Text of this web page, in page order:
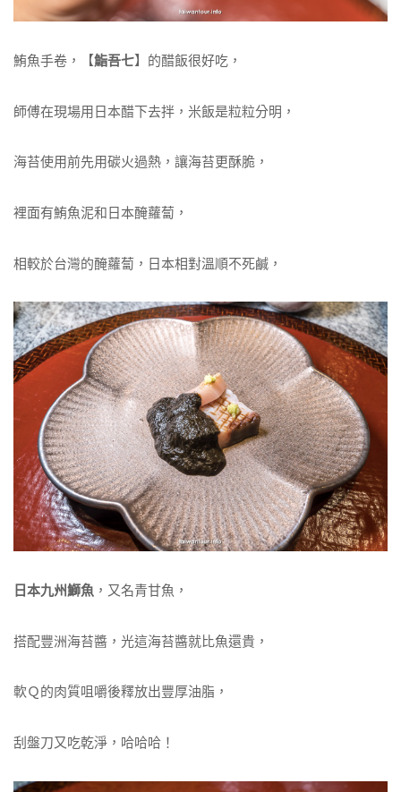
鮪魚手卷，【鮨吾七】的醋飯很好吃，
師傅在現場用日本醋下去拌，米飯是粒粒分明，
海苔使用前先用碳火過熱，讓海苔更酥脆，
裡面有鮪魚泥和日本醃蘿蔔，
相較於台灣的醃蘿蔔，日本相對溫順不死鹹，
日本九州鰤魚 ，又名青甘魚，
搭配豐洲海苔醬，光這海苔醬就比魚還貴，
軟Ｑ的肉質咀嚼後釋放出豐厚油脂，
刮盤刀又吃乾淨，哈哈哈！